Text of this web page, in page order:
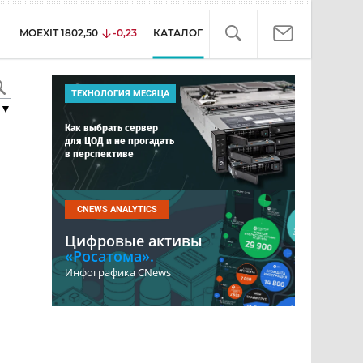
MOEXIT 1802,50 -0,23 КАТАЛОГ
ТЕХНОЛОГИЯ МЕСЯЦА
Как выбрать сервер
для ЦОД и не прогадать
в перспективе
CNEWS ANALYTICS
Цифровые активы
«Росатома».
Инфографика CNews